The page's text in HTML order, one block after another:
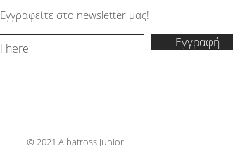
Εγγραφείτε στο newsletter μας!
Εγγραφή
© 2021 Albatross Junior